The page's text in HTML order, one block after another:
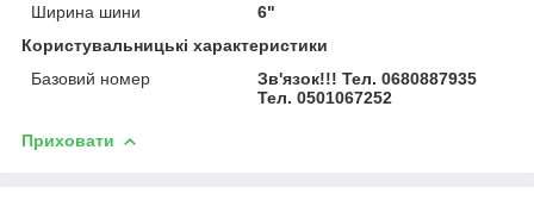
Ширина шини
6"
Користувальницькі характеристики
Базовий номер
Зв'язок!!! Тел. 0680887935
Тел. 0501067252
Приховати